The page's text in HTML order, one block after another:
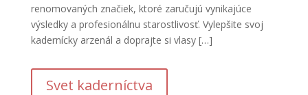
renomovaných značiek, ktoré zaručujú vynikajúce
výsledky a profesionálnu starostlivosť. Vylepšite svoj
kadernícky arzenál a doprajte si vlasy […]
Svet kaderníctva